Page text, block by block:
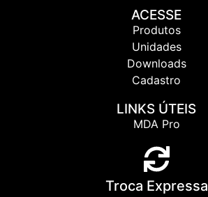
ACESSE
Produtos
Unidades
Downloads
Cadastro
LINKS ÚTEIS
MDA Pro
Troca Expressa